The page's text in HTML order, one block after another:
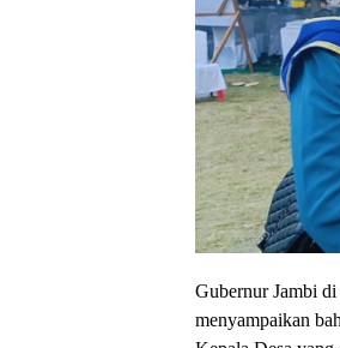
Gubernur Jambi
menyampaikan